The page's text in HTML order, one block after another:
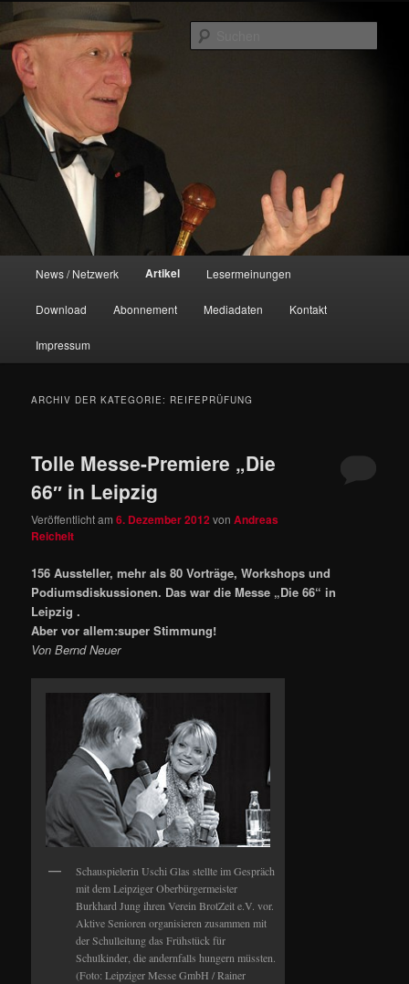
Zum
primären
Inhalt
springen
Zum
sekundären
Inhalt
springenHERBSTFEUER
News / Netzwerk Artikel Lesermeinungen
Download Abonnement Mediadaten Kontakt
Impressum
ARCHIV DER KATEGORIE: REIFEPRÜFUNG
Tolle Messe-Premiere „Die
66″ in Leipzig
Veröffentlicht am6. Dezember 2012vonAndreas
Reichelt
156 Aussteller, mehr als 80 Vorträge, Workshops und
Podiumsdiskussionen. Das war die Messe „Die 66“ in
Leipzig .
Aber vor allem:super Stimmung!
Von Bernd Neuer
Schauspielerin Uschi Glas stellte im Gespräch
mit dem Leipziger Oberbürgermeister
Burkhard Jung ihren Verein BrotZeit e.V. vor.
Aktive Senioren organisieren zusammen mit
der Schulleitung das Frühstück für
Schulkinder, die andernfalls hungern müssten.
(Foto: Leipziger Messe GmbH / Rainer